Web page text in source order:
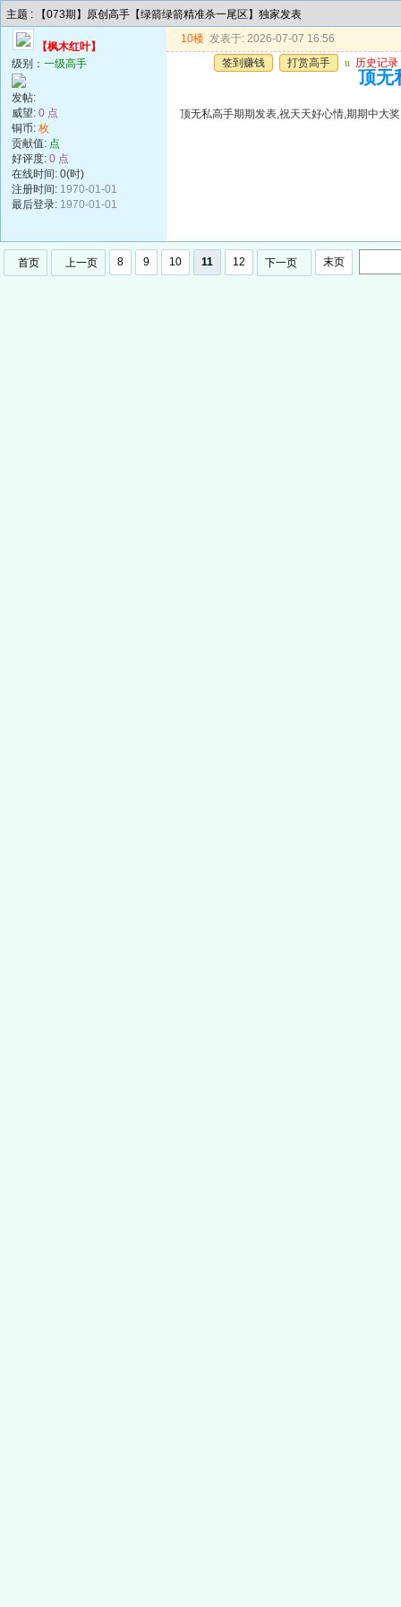
主题 : 【073期】原创高手【绿箭绿箭精准杀一尾区】独家发表
【枫木红叶】
级别： 一级高手
发帖:
威望: 0 点
铜币: 枚
贡献值: 点
好评度: 0 点
在线时间: 0(时)
注册时间: 1970-01-01
最后登录: 1970-01-01
10楼 发表于: 2026-07-07 16:56
签到赚钱
打赏高手 u 历史记录
顶无
顶无私高手期期发表,祝天天好心情,期期中大
首页 上一页 8 9 10 11 12 下一页 末页